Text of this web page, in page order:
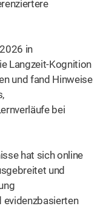
in
Langzeit-Kognition
und fand Hinweise
bei
hat sich online
und
evidenzbasierten